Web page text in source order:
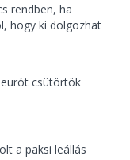
rendben, ha
hogy ki dolgozhat
csütörtök
a paksi leállás